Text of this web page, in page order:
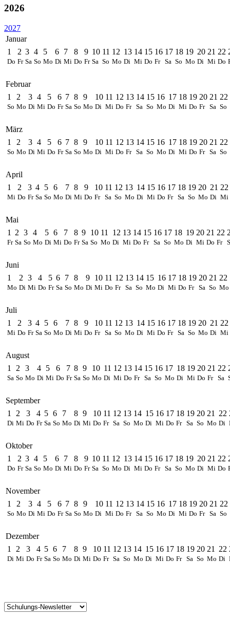
2026
2027
Januar
1
Do
2
Fr
3
Sa
4
So
5
Mo
6
Di
7
Mi
8
Do
9
Fr
10
Sa
11
So
12
Mo
13
Di
14
Mi
15
Do
16
Fr
17
Sa
18
So
19
Mo
20
Di
21
Mi
22
Do
Februar
1
So
2
Mo
3
Di
4
Mi
5
Do
6
Fr
7
Sa
8
So
9
Mo
10
Di
11
Mi
12
Do
13
Fr
14
Sa
15
So
16
Mo
17
Di
18
Mi
19
Do
20
Fr
21
Sa
22
So
März
1
So
2
Mo
3
Di
4
Mi
5
Do
6
Fr
7
Sa
8
So
9
Mo
10
Di
11
Mi
12
Do
13
Fr
14
Sa
15
So
16
Mo
17
Di
18
Mi
19
Do
20
Fr
21
Sa
22
So
April
1
Mi
2
Do
3
Fr
4
Sa
5
So
6
Mo
7
Di
8
Mi
9
Do
10
Fr
11
Sa
12
So
13
Mo
14
Di
15
Mi
16
Do
17
Fr
18
Sa
19
So
20
Mo
21
Di
22
Mi
Mai
1
Fr
2
Sa
3
So
4
Mo
5
Di
6
Mi
7
Do
8
Fr
9
Sa
10
So
11
Mo
12
Di
13
Mi
14
Do
15
Fr
16
Sa
17
So
18
Mo
19
Di
20
Mi
21
Do
22
Fr
Juni
1
Mo
2
Di
3
Mi
4
Do
5
Fr
6
Sa
7
So
8
Mo
9
Di
10
Mi
11
Do
12
Fr
13
Sa
14
So
15
Mo
16
Di
17
Mi
18
Do
19
Fr
20
Sa
21
So
22
Mo
Juli
1
Mi
2
Do
3
Fr
4
Sa
5
So
6
Mo
7
Di
8
Mi
9
Do
10
Fr
11
Sa
12
So
13
Mo
14
Di
15
Mi
16
Do
17
Fr
18
Sa
19
So
20
Mo
21
Di
22
Mi
August
1
Sa
2
So
3
Mo
4
Di
5
Mi
6
Do
7
Fr
8
Sa
9
So
10
Mo
11
Di
12
Mi
13
Do
14
Fr
15
Sa
16
So
17
Mo
18
Di
19
Mi
20
Do
21
Fr
22
Sa
September
1
Di
2
Mi
3
Do
4
Fr
5
Sa
6
So
7
Mo
8
Di
9
Mi
10
Do
11
Fr
12
Sa
13
So
14
Mo
15
Di
16
Mi
17
Do
18
Fr
19
Sa
20
So
21
Mo
22
Di
Oktober
1
Do
2
Fr
3
Sa
4
So
5
Mo
6
Di
7
Mi
8
Do
9
Fr
10
Sa
11
So
12
Mo
13
Di
14
Mi
15
Do
16
Fr
17
Sa
18
So
19
Mo
20
Di
21
Mi
22
Do
November
1
So
2
Mo
3
Di
4
Mi
5
Do
6
Fr
7
Sa
8
So
9
Mo
10
Di
11
Mi
12
Do
13
Fr
14
Sa
15
So
16
Mo
17
Di
18
Mi
19
Do
20
Fr
21
Sa
22
So
Dezember
1
Di
2
Mi
3
Do
4
Fr
5
Sa
6
So
7
Mo
8
Di
9
Mi
10
Do
11
Fr
12
Sa
13
So
14
Mo
15
Di
16
Mi
17
Do
18
Fr
19
Sa
20
So
21
Mo
22
Di